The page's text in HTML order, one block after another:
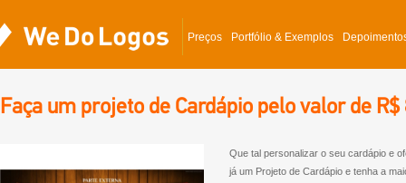
Preços Portfólio & Exemplos
Faça um projeto de Cardápio pelo valor de R$
Que tal personalizar o seu cardápio e
já um Projeto de Cardápio e tenha a